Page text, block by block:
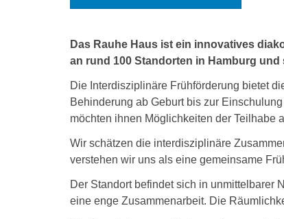
Das Rauhe Haus ist ein innovatives
an rund 100 Standorten in Hamburg
Die Interdisziplinäre Frühförderung bietet
Behinderung ab Geburt bis zur
möchten ihnen Möglichkeiten der Teilhabe
Wir schätzen die interdisziplinäre
verstehen wir uns als eine gemeinsame
Der Standort befindet sich in unmittelbarer
eine enge Zusammenarbeit. Die